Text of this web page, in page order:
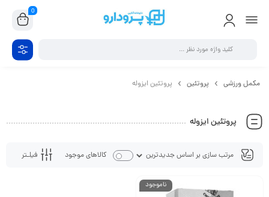
0
مکمل ورزشی پروتئین پروتئین ایزوله
پروتئین ایزوله
فیلـتر کالاهای موجود
ناموجود